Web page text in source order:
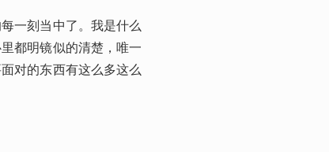
一刻当中了。我是什么
都明镜似的清楚，唯一
对的东西有这么多这么